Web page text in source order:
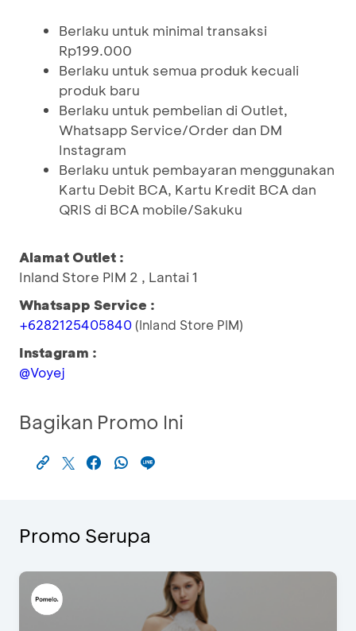
Berlaku untuk minimal transaksi
Rp199.000
Berlaku untuk semua produk kecuali
produk baru
Berlaku untuk pembelian di Outlet,
Whatsapp Service/Order dan DM
Instagram
Berlaku untuk pembayaran menggunakan
Kartu Debit BCA, Kartu Kredit BCA dan
QRIS di BCA mobile/Sakuku
Alamat Outlet :
Inland Store PIM 2 , Lantai 1
Whatsapp Service :
+6282125405840(Inland Store PIM)
Instagram :
@Voyej
Bagikan Promo Ini
Promo Serupa